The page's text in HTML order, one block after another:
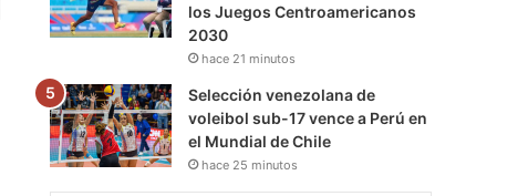
los Juegos Centroamericanos
2030
hace 21 minutos
Selección venezolana de
voleibol sub-17 vence a Perú en
el Mundial de Chile
hace 25 minutos